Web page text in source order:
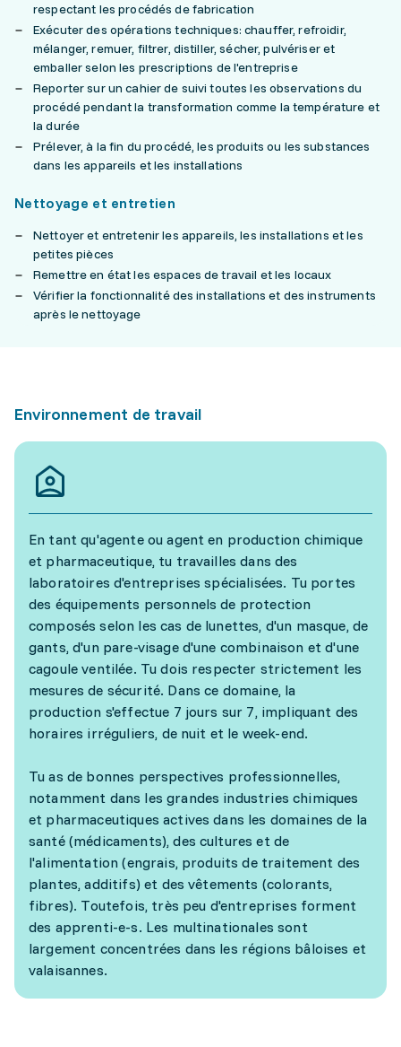
respectant les procédés de fabrication
Exécuter des opérations techniques: chauffer, refroidir,
mélanger, remuer, filtrer, distiller, sécher, pulvériser et
emballer selon les prescriptions de l'entreprise
Reporter sur un cahier de suivi toutes les observations du
procédé pendant la transformation comme la température et
la durée
Prélever, à la fin du procédé, les produits ou les substances
dans les appareils et les installations
Nettoyage et entretien
Nettoyer et entretenir les appareils, les installations et les
petites pièces
Remettre en état les espaces de travail et les locaux
Vérifier la fonctionnalité des installations et des instruments
après le nettoyage
Environnement de travail
En tant qu'agente ou agent en production chimique
et pharmaceutique, tu travailles dans des
laboratoires d'entreprises spécialisées. Tu portes
des équipements personnels de protection
composés selon les cas de lunettes, d'un masque, de
gants, d'un pare-visage d'une combinaison et d'une
cagoule ventilée. Tu dois respecter strictement les
mesures de sécurité. Dans ce domaine, la
production s'effectue 7 jours sur 7, impliquant des
horaires irréguliers, de nuit et le week-end.
Tu as de bonnes perspectives professionnelles,
notamment dans les grandes industries chimiques
et pharmaceutiques actives dans les domaines de la
santé (médicaments), des cultures et de
l'alimentation (engrais, produits de traitement des
plantes, additifs) et des vêtements (colorants,
fibres). Toutefois, très peu d'entreprises forment
des apprenti-e-s. Les multinationales sont
largement concentrées dans les régions bâloises et
valaisannes.